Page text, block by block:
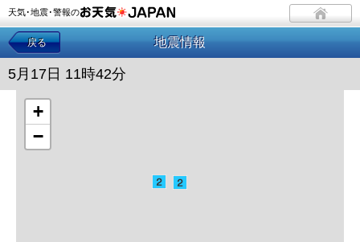
天気･地震･警報の
戻る 地震情報
5月17日 11時42分
+
−